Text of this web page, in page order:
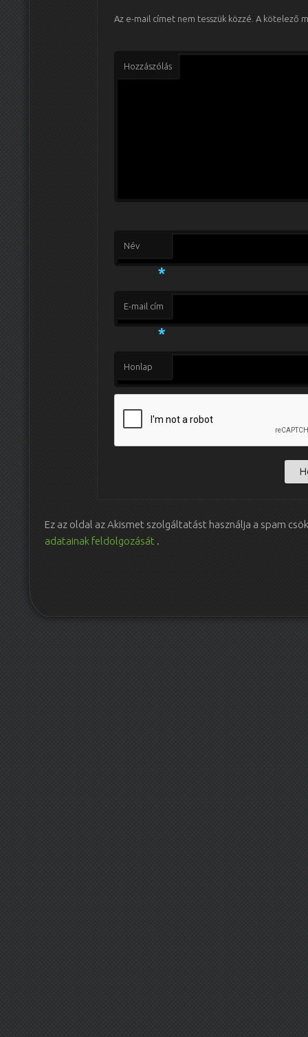
Az e-mail címet nem tesszük közzé. A kötelező
Hozzászólás
Név
*
E-mail cím
*
Honlap
Ez az oldal az Akismet szolgáltatást használja a spam
adatainak feldolgozását .